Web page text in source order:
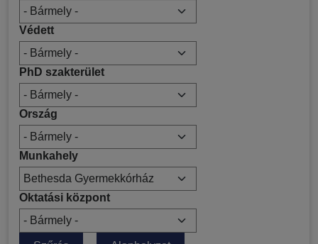
Védett
PhD szakterület
Ország
Munkahely
Oktatási központ